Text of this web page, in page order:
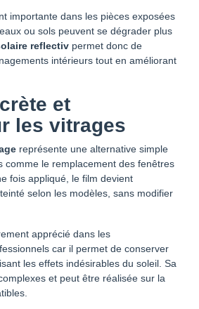
importante dans les pièces exposées
ou sols peuvent se dégrader plus
reflectiv permet donc de
intérieurs tout en améliorant
et
les vitrages
représente une alternative simple
comme le remplacement des fenêtres
fois appliqué, le film devient
selon les modèles, sans modifier
apprécié dans les
car il permet de conserver
les effets indésirables du soleil. Sa
et peut être réalisée sur la